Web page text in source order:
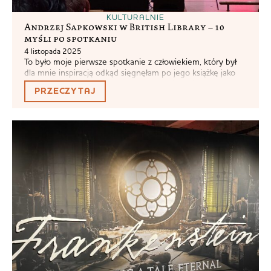
KULTURALNIE
Andrzej Sapkowski w British Library – 10
myśli po spotkaniu
4 listopada 2025
To było moje pierwsze spotkanie z człowiekiem, który był
dla mnie inspiracją odkąd sięgnęłam po jego książkę jako
dwunastolatka. Przez lata nasłuchałam się jakim Andrzej
Sapkowski jest chamskim gburem, podejrzewając jednak,
że opinie są przesadzone. No i…były. Dobra, przejdźmy do
tłumaczy się dobrze na angielski, ponieważ w ogóle...
PRZECZYTAJ